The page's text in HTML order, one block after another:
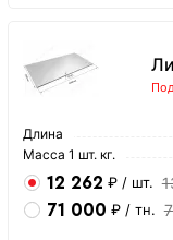
Длина
Масса 1 шт. кг.
12 262 ₽ / шт.
71 000 ₽ / тн.